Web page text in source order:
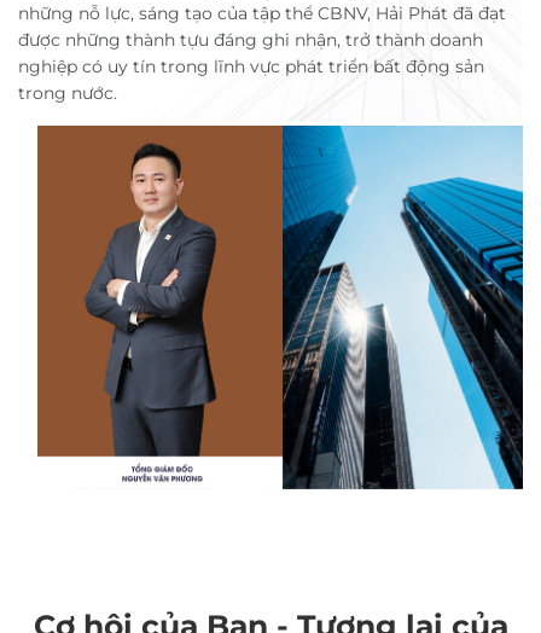
những nỗ lực, sáng tạo của tập thể CBNV, Hải Phát đã đạt
được những thành tựu đáng ghi nhận, trở thành doanh
nghiệp có uy tín trong lĩnh vực phát triển bất động sản
trong nước.
Cơ hội của Bạn - Tương lai của